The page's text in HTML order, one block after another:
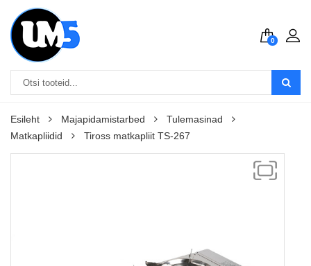
0
Esileht Majapidamistarbed
Tulemasinad
Matkapliidid
Tiross matkapliit TS-267